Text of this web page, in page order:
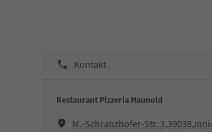
Kontakt
Restaurant Pizzeria Haunold
M.-Schranzhofer-Str.